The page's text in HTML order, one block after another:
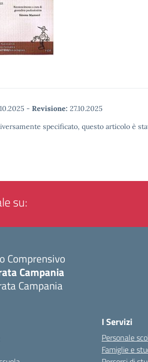
- Revisione: 27.10.2025
specificato, questo articolo è
su:
Comprensivo
Campania
Campania
I Servizi
Personale
Famiglie e